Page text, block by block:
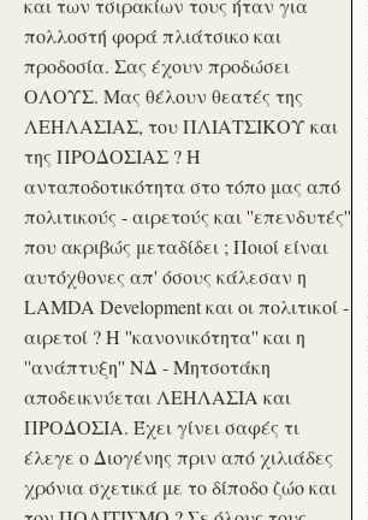
και των τσιρακίων τους ήταν για
πολλοστή φορά πλιάτσικο και
προδοσία. Σας έχουν προδώσει
ΟΛΟΥΣ. Μας θέλουν θεατές της
ΛΕΗΛΑΣΙΑΣ, του ΠΛΙΑΤΣΙΚΟΥ και
της ΠΡΟΔΟΣΙΑΣ ? Η
ανταποδοτικότητα στο τόπο μας από
πολιτικούς - αιρετούς και ''επενδυτές''
που ακριβώς μεταδίδει ; Ποιοί είναι
αυτόχθονες απ' όσους κάλεσαν η
LAMDA Development και οι πολιτικοί -
αιρετοί ? Η ''κανονικότητα'' και η
''ανάπτυξη'' ΝΔ - Μητσοτάκη
αποδεικνύεται ΛΕΗΛΑΣΙΑ και
ΠΡΟΔΟΣΙΑ. Έχει γίνει σαφές τι
έλεγε ο Διογένης πριν από χιλιάδες
χρόνια σχετικά με το δίποδο ζώο και